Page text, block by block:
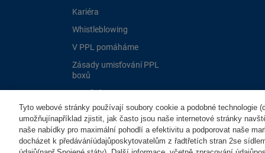
Kariéra
Whistleblowing
V PPL pomáháme
Zásady umisťování PPL
boxů
Dotační programy EU
Tyto webové stránky používají soubory cookie a podobné technologie
umožňujínapříklad zjistit, jak často jsou naše internetové stránky
naše nabídky pro maximální pohodlí a efektivitu a podporovat naše
docházet k předáváníúdajůposkytovatelům z řadtřetích stran 2se